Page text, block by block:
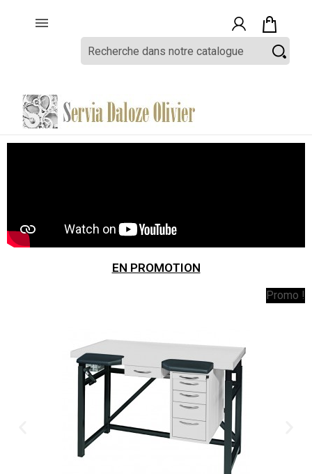

depuis le top column
EN PROMOTION
Promo !